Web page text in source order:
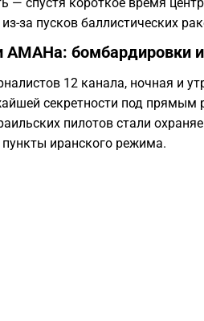
за пусков баллистических
бомбардировки
12 канала, ночная и
секретности под прямым
пилотов стали
иранского режима.